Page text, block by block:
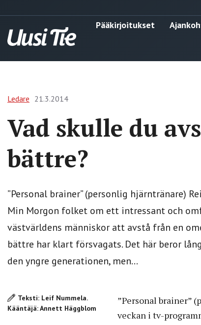
Pääkirjoitukset
Ledare 21.3.2014
Vad skulle du
bättre?
”Personal brainer” (personlig hjärntränare)
Min Morgon folket om ett intressant och
västvärldens människor att avstå från en
bättre har klart försvagats. Det här beror
den yngre generationen, men...
Teksti: Leif Nummela.
Kääntäjä: Annett Häggblom
”Personal brainer”
veckan i tv-